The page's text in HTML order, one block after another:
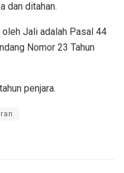
dan ditahan.
oleh Jali adalah Pasal 44
Nomor 23 Tahun
penjara.